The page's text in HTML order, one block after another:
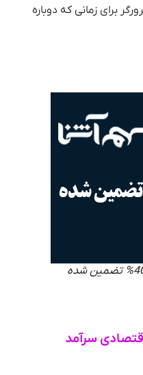
برای زمانی که دوباره
سرآمد